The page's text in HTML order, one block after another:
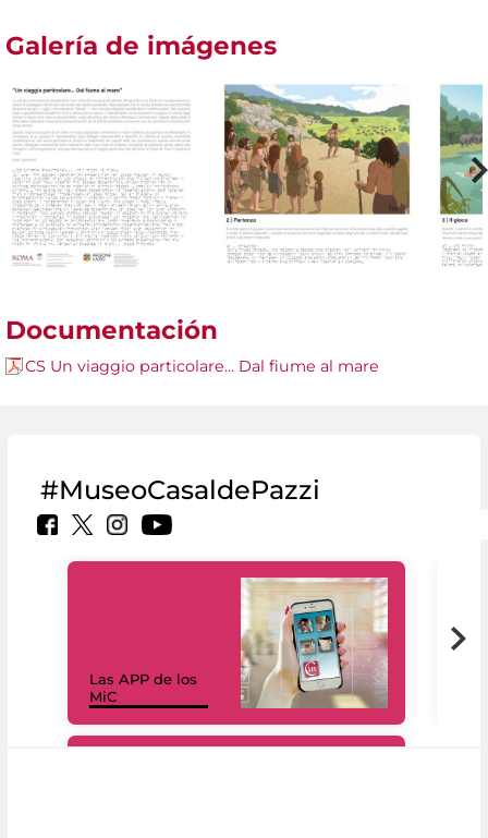
Galería de imágenes
Documentación
CS Un viaggio particolare… Dal fiume al mare
#MuseoCasaldePazzi
Las APP de los
MiC